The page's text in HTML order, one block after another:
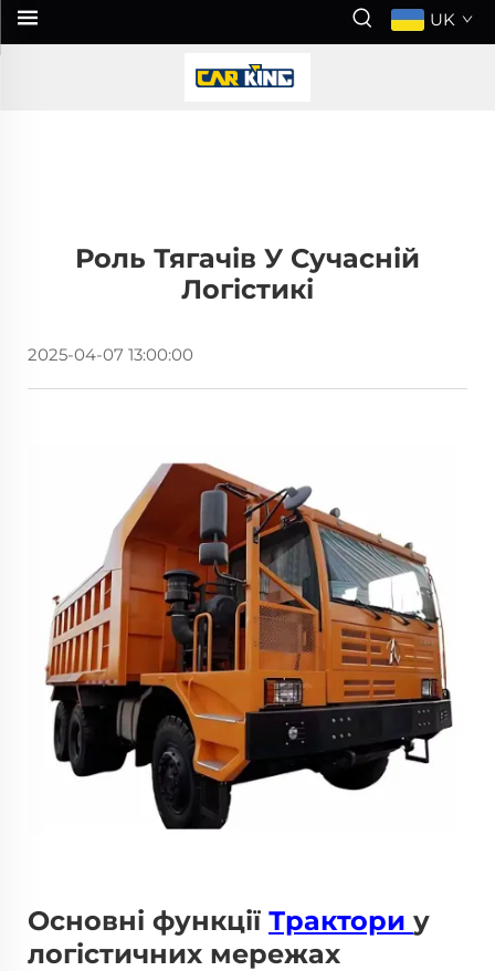
UK
Роль Тягачів У Сучасній
Логістикі
2025-04-07 13:00:00
Основні функції Трактори у
логістичних мережах